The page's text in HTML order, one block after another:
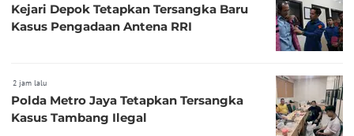
Kejari Depok Tetapkan Tersangka Baru
Kasus Pengadaan Antena RRI
2 jam lalu
Polda Metro Jaya Tetapkan Tersangka
Kasus Tambang Ilegal